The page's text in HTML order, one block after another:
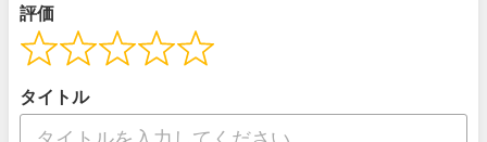
評価
タイトル